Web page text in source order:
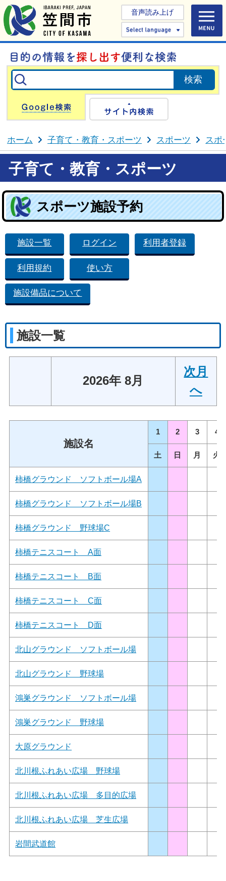
音声読み上げ
Select
Google検索
ホーム 子育て・教育・スポーツ スポーツ スポ
子育て・教育・スポーツ
スポーツ施設予約
施設一覧 ログイン 利用者登録
利用規約 使い方
施設備品について
施設一覧
2026年 8月
次月
へ
施設名
1 2 3 4
土 日 月 火
柿橋グラウンド ソフトボール場A
柿橋グラウンド ソフトボール場B
柿橋グラウンド 野球場C
柿橋テニスコート A面
柿橋テニスコート B面
柿橋テニスコート C面
柿橋テニスコート D面
北山グラウンド ソフトボール場
北山グラウンド 野球場
鴻巣グラウンド ソフトボール場
鴻巣グラウンド 野球場
大原グラウンド
北川根ふれあい広場 野球場
北川根ふれあい広場 多目的広場
北川根ふれあい広場 芝生広場
岩間武道館